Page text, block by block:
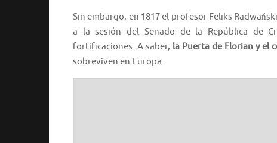
Sin embargo, en 1817 el profesor Feliks
a la sesión del Senado de la República de
fortificaciones. A saber, la Puerta de Florian y el
sobreviven en Europa.